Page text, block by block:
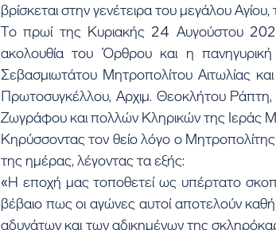
βρίσκεται στην γενέτειρα του μεγάλου
Το πρωί της Κυριακής 24 Αυγούστου
ακολουθία του Όρθρου και η πανηγυρική
Σεβασμιωτάτου Μητροπολίτου Αιτωλίας
Πρωτοσυγκέλλου, Αρχιμ. Θεοκλήτου Ράπτη,
Ζωγράφου και πολλών Κληρικών της
Κηρύσσοντας τον θείο λόγο ο
της ημέρας, λέγοντας τα εξής:
«Η εποχή μας τοποθετεί ως υπέρτατο
βέβαιο πως οι αγώνες αυτοί αποτελούν
αδυνάτων και των αδικημένων της